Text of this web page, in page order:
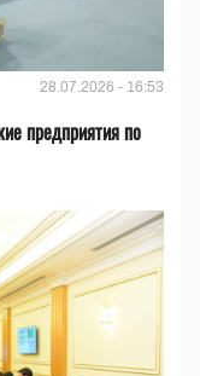
28.07.2026 - 16:53
предприятия по